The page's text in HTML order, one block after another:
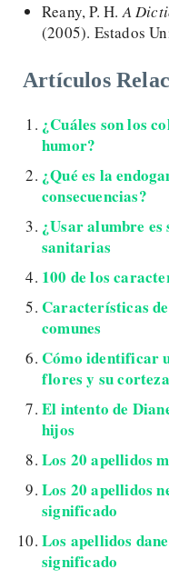
Reany, P. H.A
(2005). Estados
Artículos
¿Cuáles son los
humor?
¿Qué es la
consecuencias?
¿Usar alumbre es
sanitarias
100 de los
Características
comunes
Cómo identificar
flores y su corteza
El intento de
hijos
Los 20 apellidos
Los 20 apellidos
significado
Los apellidos
significado